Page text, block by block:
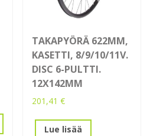
TAKAPYÖRÄ 622MM,
KASETTI, 8/9/10/11V.
DISC 6-PULTTI.
12X142MM
201,41€
Lue lisää